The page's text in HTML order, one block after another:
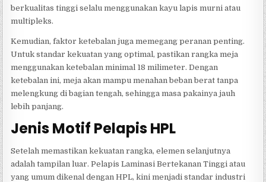
berkualitas tinggi selalu menggunakan kayu lapis murni atau
multipleks.
Kemudian, faktor ketebalan juga memegang peranan penting.
Untuk standar kekuatan yang optimal, pastikan rangka meja
menggunakan ketebalan minimal 18 milimeter. Dengan
ketebalan ini, meja akan mampu menahan beban berat tanpa
melengkung di bagian tengah, sehingga masa pakainya jauh
lebih panjang.
Jenis Motif Pelapis HPL
Setelah memastikan kekuatan rangka, elemen selanjutnya
adalah tampilan luar. Pelapis Laminasi Bertekanan Tinggi atau
yang umum dikenal dengan HPL, kini menjadi standar industri